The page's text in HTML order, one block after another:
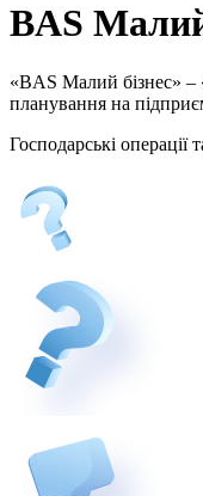
BAS Малий
«BAS Малий бізнес» –
планування на
Господарські